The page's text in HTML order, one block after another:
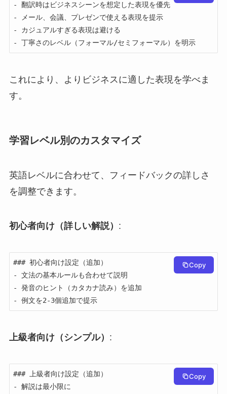
- 翻訳時はビジネスシーンを想定した表現を優先
- メール、会議、プレゼンで使える表現を提示
- カジュアルすぎる表現は避ける
- 丁寧さのレベル（フォーマル/セミフォーマル）を明示
これにより、よりビジネスに適した表現を学べま
す。
学習レベル別のカスタマイズ
英語レベルに合わせて、フィードバックの詳しさ
を調整できます。
初心者向け（詳しい解説） :
### 初心者向け設定（追加）
- 文法の基本ルールも合わせて説明
- 発音のヒント（カタカナ読み）を追加
- 例文を2-3個追加で提示
Copy
上級者向け（シンプル） :
### 上級者向け設定（追加）
- 解説は最小限に
Copy